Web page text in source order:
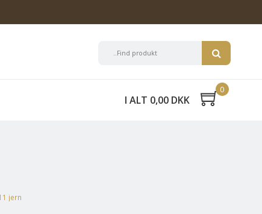
I ALT 0,00 DKK
0
jern